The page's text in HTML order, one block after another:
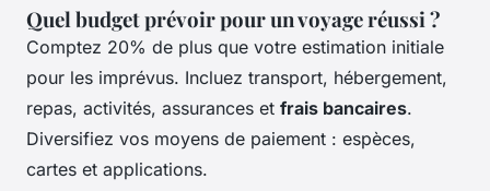
Quel budget prévoir pour un voyage réussi ?
Comptez 20% de plus que votre estimation initiale
pour les imprévus. Incluez transport, hébergement,
repas, activités, assurances et frais bancaires.
Diversifiez vos moyens de paiement : espèces,
cartes et applications.